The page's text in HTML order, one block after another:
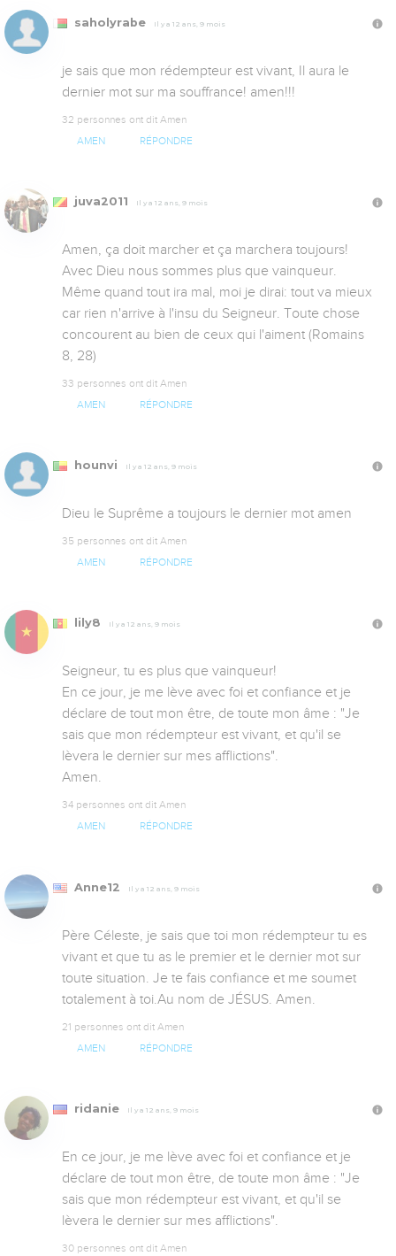
saholyrabe Il y a 12 ans, 9 mois
je sais que mon rédempteur est vivant, Il aura le
dernier mot sur ma souffrance! amen!!!
32 personnes ont dit Amen
AMEN RÉPONDRE
juva2011 Il y a 12 ans, 9 mois
Amen, ça doit marcher et ça marchera toujours!
Avec Dieu nous sommes plus que vainqueur.
Même quand tout ira mal, moi je dirai: tout va mieux
car rien n'arrive à l'insu du Seigneur. Toute chose
concourent au bien de ceux qui l'aiment (Romains
8, 28)
33 personnes ont dit Amen
AMEN RÉPONDRE
hounvi Il y a 12 ans, 9 mois
Dieu le Suprême a toujours le dernier mot amen
35 personnes ont dit Amen
AMEN RÉPONDRE
lily8 Il y a 12 ans, 9 mois
Seigneur, tu es plus que vainqueur!
En ce jour, je me lève avec foi et confiance et je
déclare de tout mon être, de toute mon âme : "Je
sais que mon rédempteur est vivant, et qu'il se
lèvera le dernier sur mes afflictions".
Amen.
34 personnes ont dit Amen
AMEN RÉPONDRE
Anne12 Il y a 12 ans, 9 mois
Père Céleste, je sais que toi mon rédempteur tu es
vivant et que tu as le premier et le dernier mot sur
toute situation. Je te fais confiance et me soumet
totalement à toi.Au nom de JÉSUS. Amen.
21 personnes ont dit Amen
AMEN RÉPONDRE
ridanie Il y a 12 ans, 9 mois
En ce jour, je me lève avec foi et confiance et je
déclare de tout mon être, de toute mon âme : "Je
sais que mon rédempteur est vivant, et qu'il se
lèvera le dernier sur mes afflictions".
30 personnes ont dit Amen